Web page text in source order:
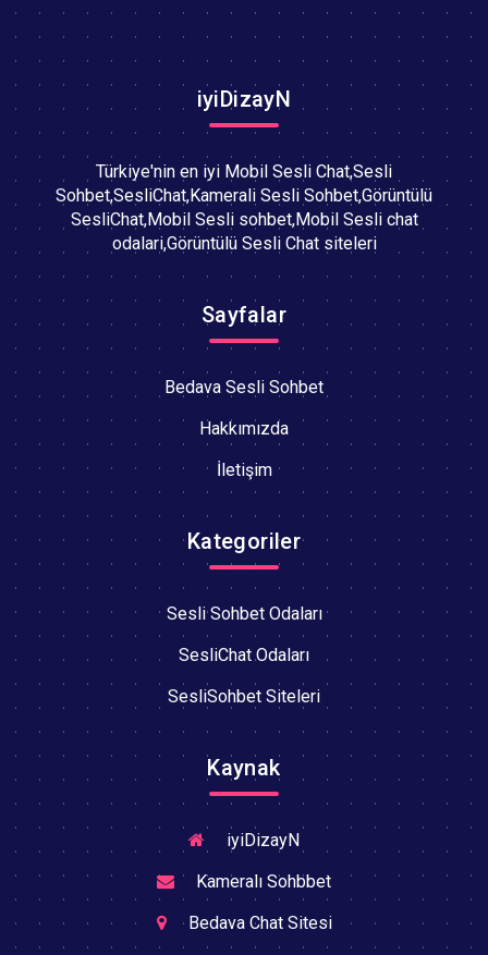
iyiDizayN
Türkiye'nin en iyi Mobil Sesli Chat,Sesli
Sohbet,SesliChat,Kamerali Sesli Sohbet,Görüntülü
SesliChat,Mobil Sesli sohbet,Mobil Sesli chat
odalari,Görüntülü Sesli Chat siteleri
Sayfalar
Bedava Sesli Sohbet
Hakkımızda
İletişim
Kategoriler
Sesli Sohbet Odaları
SesliChat Odaları
SesliSohbet Siteleri
Kaynak
iyiDizayN
Kameralı Sohbbet
Bedava Chat Sitesi